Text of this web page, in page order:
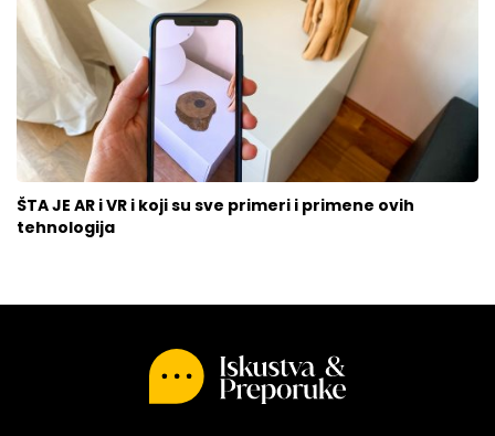
ŠTA JE AR i VR i koji su sve primeri i primene ovih
tehnologija